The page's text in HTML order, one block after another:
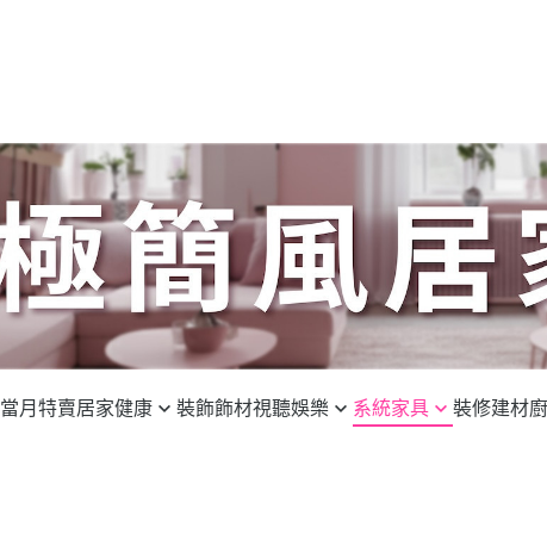
當月特賣居家健康 裝飾飾材視聽娛樂 系統家具 裝修建材